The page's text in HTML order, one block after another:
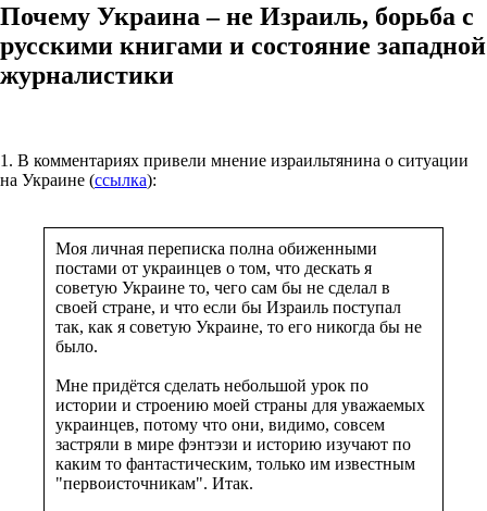
Почему Украина – не Израиль, борьба с
русскими книгами и состояние западной
журналистики
1. В комментариях привели мнение израильтянина о ситуации
на Украине (ссылка):
Моя личная переписка полна обиженными
постами от украинцев о том, что дескать я
советую Украине то, чего сам бы не сделал в
своей стране, и что если бы Израиль поступал
так, как я советую Украине, то его никогда бы не
было.
Мне придётся сделать небольшой урок по
истории и строению моей страны для уважаемых
украинцев, потому что они, видимо, совсем
застряли в мире фэнтэзи и историю изучают по
каким то фантастическим, только им известным
"первоисточникам". Итак.